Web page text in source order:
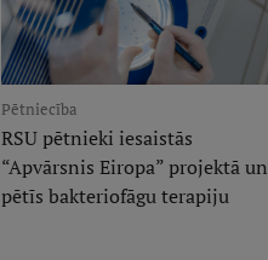
Pētniecība
RSU pētnieki iesaistās
“Apvārsnis Eiropa” projektā un
pētīs bakteriofāgu terapiju